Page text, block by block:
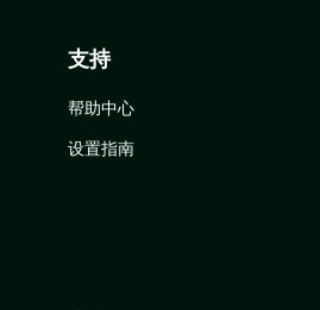
支持
帮助中心
设置指南